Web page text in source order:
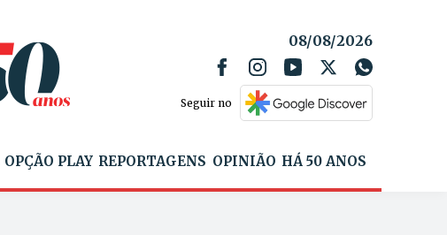
08/08/2026
Seguir no
OPÇÃO PLAY REPORTAGENS OPINIÃO HÁ 50 ANOS